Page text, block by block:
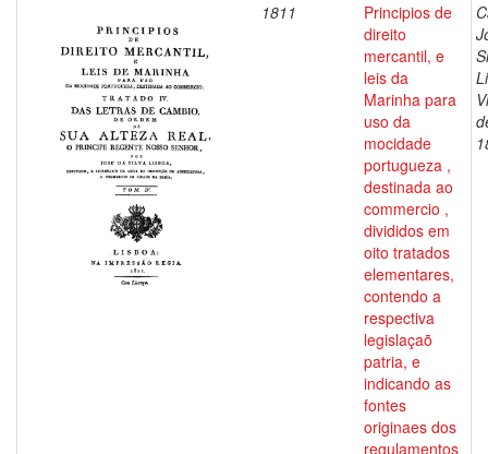
1811
Principios de
direito
mercantil, e
leis da
Marinha para
uso da
mocidade
portugueza ,
destinada ao
commercio ,
divididos em
oito tratados
elementares,
contendo a
respectiva
legislaçaõ
patria, e
indicando as
fontes
originaes dos
regulamentos